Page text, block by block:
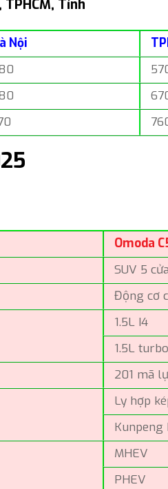
Tỉnh
Nội
Omoda
SUV 5 cửa
Động cơ
1.5L I4
1.5L
201 mã
Ly hợp
Kunpeng
MHEV
PHEV